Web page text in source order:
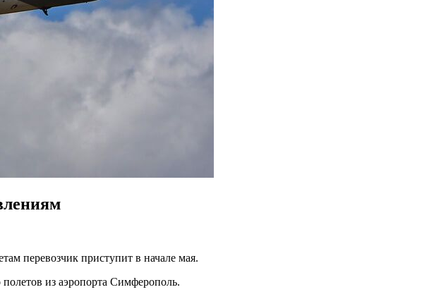
перевозчик приступит в начале мая.
из аэропорта Симферополь.